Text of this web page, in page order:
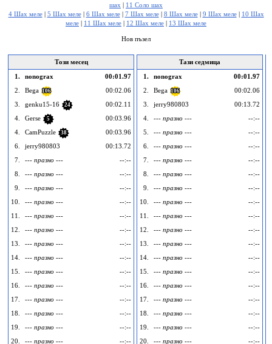
шах | 11 Соло шах
4 Шах меле| 5 Шах меле| 6 Шах меле| 7 Шах меле| 8 Шах меле| 9 Шах меле| 10 Шах
меле | 11 Шах меле | 12 Шах меле | 13 Шах меле
Нов пъзел
Този месец
1.
nonograx
00:01.97
2.
Bega 106
00:02.06
3.
genku15-16 24
00:02.11
4.
Gerse 5
00:03.96
4.
CamPuzzle 38
00:03.96
6.
jerry980803
00:13.72
7.
--- празно ---
--:--
8.
--- празно ---
--:--
9.
--- празно ---
--:--
10.
--- празно ---
--:--
11.
--- празно ---
--:--
12.
--- празно ---
--:--
13.
--- празно ---
--:--
14.
--- празно ---
--:--
15.
--- празно ---
--:--
16.
--- празно ---
--:--
17.
--- празно ---
--:--
18.
--- празно ---
--:--
19.
--- празно ---
--:--
20.
--- празно --- --:--
Тази седмица
1.
nonograx
00:01.97
2.
Bega 106
00:02.06
3.
jerry980803
00:13.72
4.
--- празно ---
--:--
5.
--- празно ---
--:--
6.
--- празно ---
--:--
7.
--- празно ---
--:--
8.
--- празно ---
--:--
9.
--- празно ---
--:--
10.
--- празно ---
--:--
11.
--- празно ---
--:--
12.
--- празно ---
--:--
13.
--- празно ---
--:--
14.
--- празно ---
--:--
15.
--- празно ---
--:--
16.
--- празно ---
--:--
17.
--- празно ---
--:--
18.
--- празно ---
--:--
19.
--- празно ---
--:--
20.
--- празно --- --:--